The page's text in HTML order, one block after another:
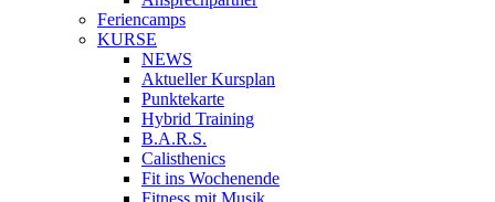
Feriencamps
KURSE
NEWS
Aktueller Kursplan
Punktekarte
Hybrid Training
B.A.R.S.
Calisthenics
Fit ins Wochenende
Fitness mit Musik